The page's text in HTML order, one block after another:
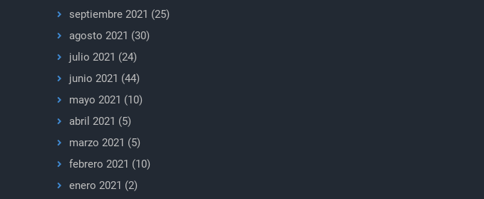
septiembre 2021 (25)
agosto 2021 (30)
julio 2021 (24)
junio 2021 (44)
mayo 2021 (10)
abril 2021 (5)
marzo 2021 (5)
febrero 2021 (10)
enero 2021 (2)